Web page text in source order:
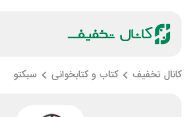
کانال تخفیف کتاب و کتابخوانی سبکتو